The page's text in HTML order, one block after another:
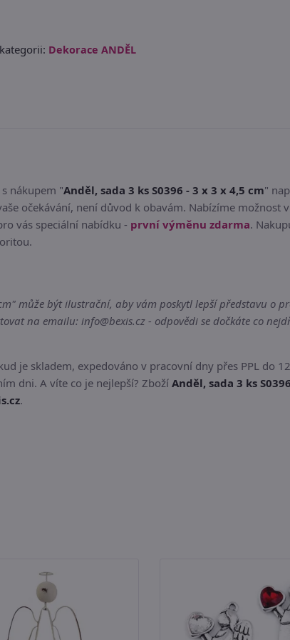
Dekorace ANDĚL
nákupem "Anděl, sada 3 ks S0396 - 3 x 3 x 4,5 cm"
očekávání, není důvod k obavám. Nabízíme
vás speciální nabídku - první výměnu zdarma.
může být ilustrační, aby vám poskytl lepší představu o
na emailu: info@bexis.cz - odpovědi se dočkáte co
je skladem, expedováno v pracovní dny přes PPL do
dni. A víte co je nejlepší? Zboží Anděl, sada 3 ks
.